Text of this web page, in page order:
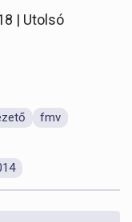
| Utolsó
fmv